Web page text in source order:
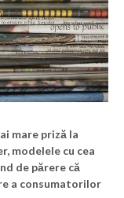
mare priză la
modelele cu cea
de părere că
a consumatorilor